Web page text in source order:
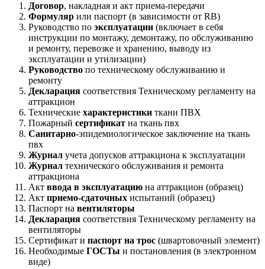
Договор, накладная и акт приема-передачи
Формуляр или паспорт (в зависимости от RB)
Руководство по эксплуатации (включает в себя
инструкции по монтажу, демонтажу, по обслуживанию
и ремонту, перевозке и хранению, выводу из
эксплуатации и утилизации)
Руководство по техническому обслуживанию и
ремонту
Декларация соответствия Техническому регламенту на
аттракцион
Технические характеристики ткани ПВХ
Пожарный сертификат на ткань пвх
Санитарно-эпидемиологическое заключение на ткань
пвх
Журнал учета допусков аттракциона к эксплуатации
Журнал технического обслуживания и ремонта
аттракциона
Акт ввода в эксплуатацию на аттракцион (образец)
Акт приемо-сдаточных испытаний (образец)
Паспорт на вентиляторы
Декларация соответствия Техническому регламенту на
вентиляторы
Сертификат и паспорт на трос (швартовочный элемент)
Необходимые ГОСТы и постановления (в электронном
виде)